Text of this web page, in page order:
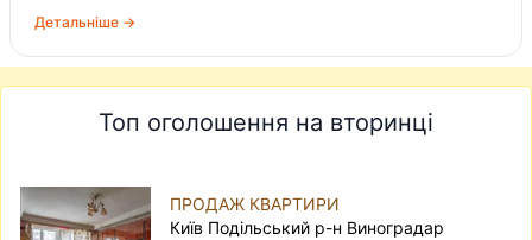
Детальніше →
Топ оголошення на вторинці
ПРОДАЖ КВАРТИРИ
Київ Подільський р-н Виноградар